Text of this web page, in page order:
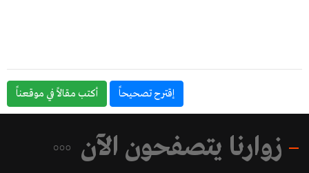
إقترح تصحيحاً أكتب مقالاً في موقعناً
زوارنا يتصفحون الآن